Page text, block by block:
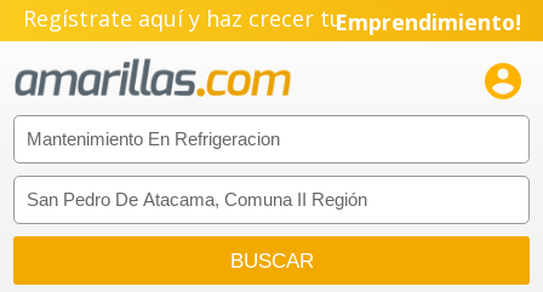
Regístrate aquí y haz crecer tuEmprendimiento!
